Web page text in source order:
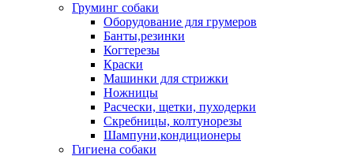
Груминг собаки
Оборудование для грумеров
Банты,резинки
Когтерезы
Краски
Машинки для стрижки
Ножницы
Расчески, щетки, пуходерки
Скребницы, колтунорезы
Шампуни,кондиционеры
Гигиена собаки